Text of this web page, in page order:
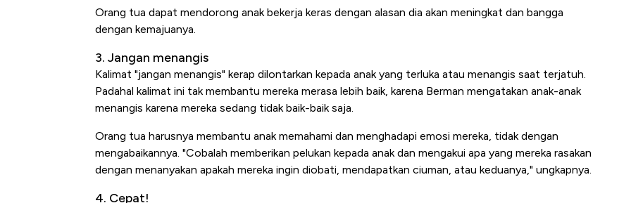
Orang tua dapat mendorong anak bekerja keras dengan alasan dia akan meningkat dan bangga
dengan kemajuanya.
3. Jangan menangis
Kalimat "jangan menangis" kerap dilontarkan kepada anak yang terluka atau menangis saat terjatuh.
Padahal kalimat ini tak membantu mereka merasa lebih baik, karena Berman mengatakan anak-anak
menangis karena mereka sedang tidak baik-baik saja.
Orang tua harusnya membantu anak memahami dan menghadapi emosi mereka, tidak dengan
mengabaikannya. "Cobalah memberikan pelukan kepada anak dan mengakui apa yang mereka rasakan
dengan menanyakan apakah mereka ingin diobati, mendapatkan ciuman, atau keduanya," ungkapnya.
4. Cepat!